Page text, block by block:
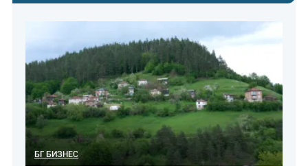
БГ БИЗНЕС